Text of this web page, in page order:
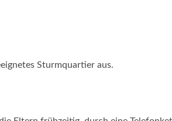
Sturmquartier aus.